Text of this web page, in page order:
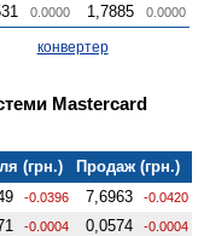
0.0000 1,7885 0.0000
конвертер
Mastercard
(грн.)
Продаж (грн.)
-0.0396 7,6963 -0.0420
-0.0004 0,0574 -0.0004